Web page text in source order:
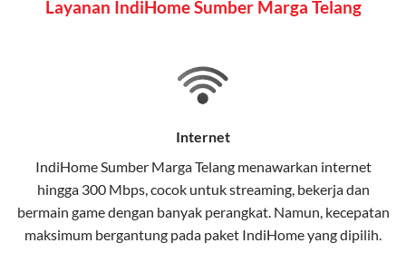
pengguna rumah dan bisnis.
stabil, dan memiliki berbagai pilihan paket IndiHome
Selain internet, layanan IndiHome juga mencakup TV
interaktif (IndiHome TV) dan telepon rumah dalam
satu paket.
Layanan IndiHome Sumber Marga Telang
Internet
IndiHome Sumber Marga Telang menawarkan internet
hingga 300 Mbps, cocok untuk streaming, bekerja dan
bermain game dengan banyak perangkat. Namun, kecepatan
maksimum bergantung pada paket IndiHome yang dipilih.